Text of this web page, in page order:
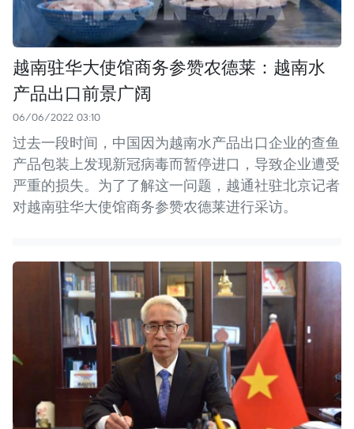
越南驻华大使馆商务参赞农德莱：越南水
产品出口前景广阔
06/06/2022 03:10
过去一段时间，中国因为越南水产品出口企业的查鱼
产品包装上发现新冠病毒而暂停进口，导致企业遭受
严重的损失。为了了解这一问题，越通社驻北京记者
对越南驻华大使馆商务参赞农德莱进行采访。